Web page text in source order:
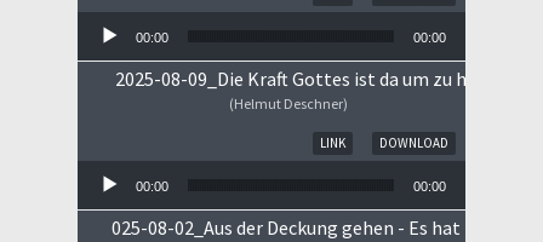
00:00 00:00
2025-08-09_Die Kraft Gottes ist da um zu heilen!
(Helmut Deschner)
DOWNLOAD
LINK
00:00 00:00
025-08-02_Aus der Deckung gehen - Es hat